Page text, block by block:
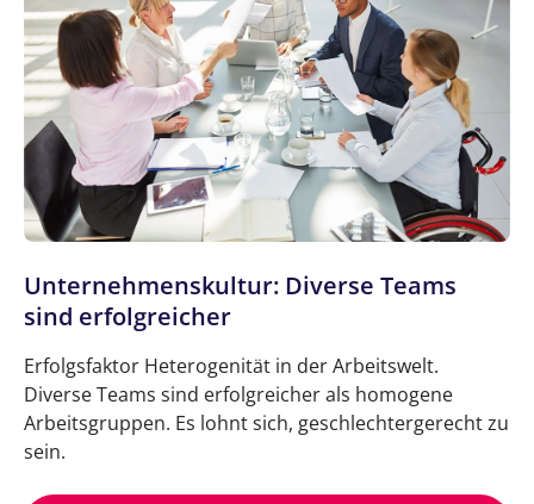
Unternehmenskultur: Diverse Teams
sind erfolgreicher
Erfolgsfaktor Heterogenität in der Arbeitswelt.
Diverse Teams sind erfolgreicher als homogene
Arbeitsgruppen. Es lohnt sich, geschlechtergerecht zu
sein.